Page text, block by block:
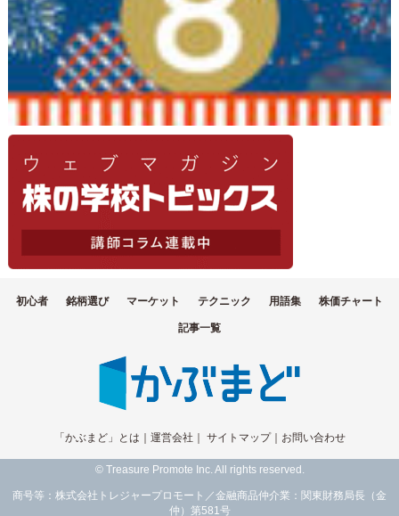
初心者 銘柄選び マーケット テクニック 用語集 株価チャート
記事一覧
「かぶまど」とは 運営会社 サイトマップ｜ お問い合わせ
© Treasure Promote Inc. All rights reserved.
商号等：株式会社トレジャープロモート／金融商品仲介業：関東財務局長（金
仲）第581号